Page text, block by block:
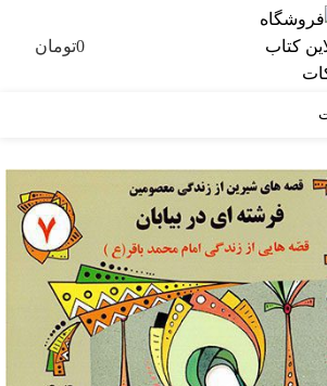
0تومان